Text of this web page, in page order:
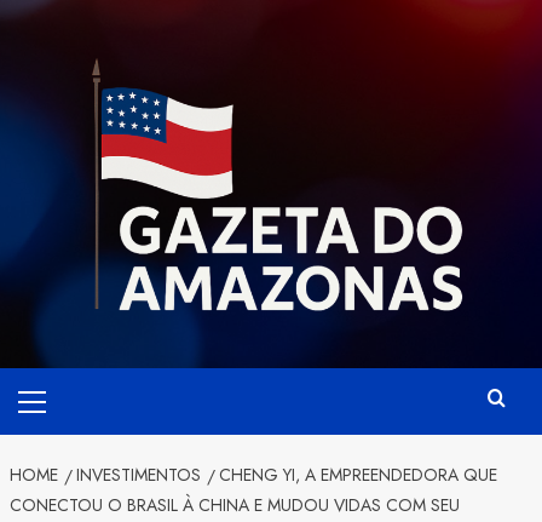
Skip
Menu
HOME INVESTIMENTOS
CHENG YI, A EMPREENDEDORA QUE
CONECTOU O BRASIL À CHINA E MUDOU VIDAS COM SEU